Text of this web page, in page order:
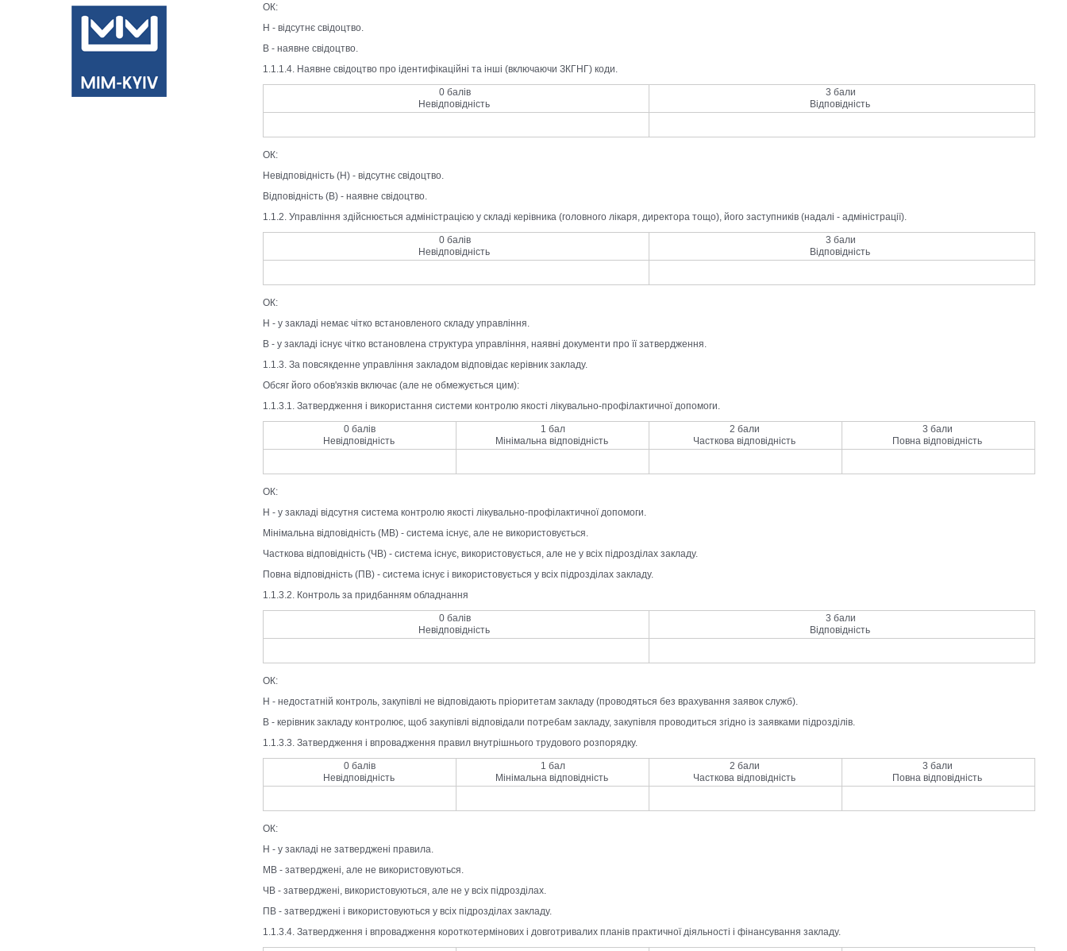
ОК:
Н - відсутнє свідоцтво.
В - наявне свідоцтво.
1.1.1.4. Наявне свідоцтво про ідентифікаційні та інші (включаючи ЗКГНГ) коди.
0 балів
Невідповідність
3 бали
Відповідність
ОК:
Невідповідність (Н) - відсутнє свідоцтво.
Відповідність (В) - наявне свідоцтво.
1.1.2. Управління здійснюється адміністрацією у складі керівника (головного лікаря, директора тощо), його заступників (надалі - адміністрації).
0 балів
Невідповідність
3 бали
Відповідність
ОК:
Н - у закладі немає чітко встановленого складу управління.
В - у закладі існує чітко встановлена структура управління, наявні документи про її затвердження.
1.1.3. За повсякденне управління закладом відповідає керівник закладу.
Обсяг його обов'язків включає (але не обмежується цим):
1.1.3.1. Затвердження і використання системи контролю якості лікувально-профілактичної допомоги.
0 балів
Невідповідність
1 бал
Мінімальна відповідність
2 бали
Часткова відповідність
3 бали
Повна відповідність
ОК:
Н - у закладі відсутня система контролю якості лікувально-профілактичної допомоги.
Мінімальна відповідність (МВ) - система існує, але не використовується.
Часткова відповідність (ЧВ) - система існує, використовується, але не у всіх підрозділах закладу.
Повна відповідність (ПВ) - система існує і використовується у всіх підрозділах закладу.
1.1.3.2. Контроль за придбанням обладнання
0 балів
Невідповідність
3 бали
Відповідність
ОК:
Н - недостатній контроль, закупівлі не відповідають пріоритетам закладу (проводяться без врахування заявок служб).
В - керівник закладу контролює, щоб закупівлі відповідали потребам закладу, закупівля проводиться згідно із заявками підрозділів.
1.1.3.3. Затвердження і впровадження правил внутрішнього трудового розпорядку.
0 балів
Невідповідність
1 бал
Мінімальна відповідність
2 бали
Часткова відповідність
3 бали
Повна відповідність
ОК:
Н - у закладі не затверджені правила.
МВ - затверджені, але не використовуються.
ЧВ - затверджені, використовуються, але не у всіх підрозділах.
ПВ - затверджені і використовуються у всіх підрозділах закладу.
1.1.3.4. Затвердження і впровадження короткотермінових і довготривалих планів практичної діяльності і фінансування закладу.